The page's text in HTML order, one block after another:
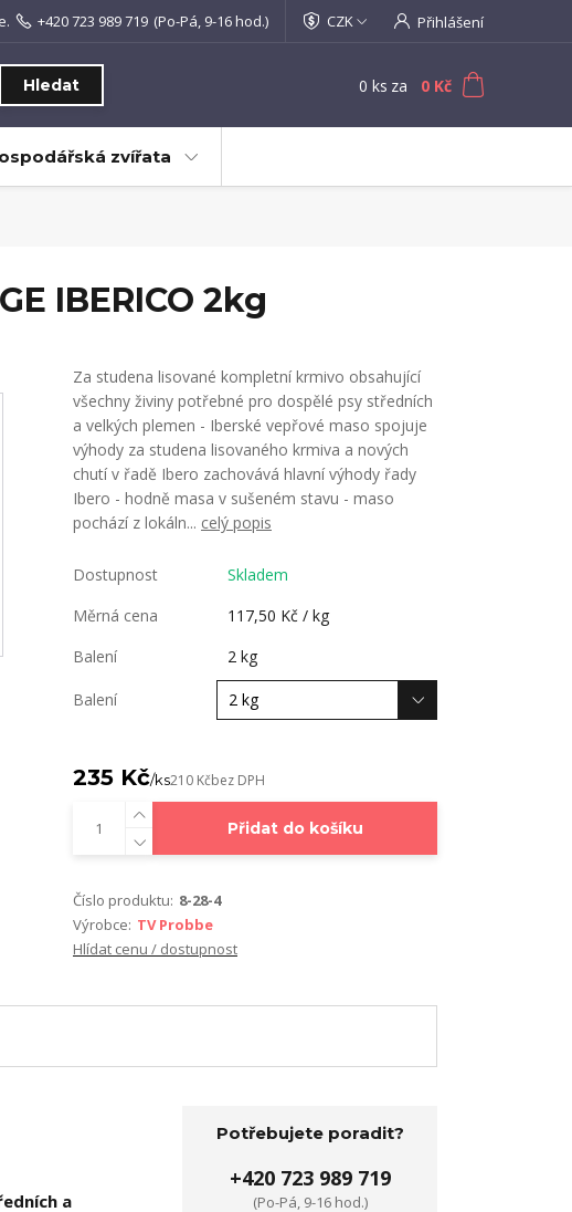
CZK Přihlášení
Hledat
+420 723 989 719 (Po-Pá, 9-16 hod.)
0 ks za 0 Kč
zvířata
IBERICO 2kg
Za studena lisované kompletní krmivo obsahující
všechny živiny potřebné pro dospělé psy středních
a velkých plemen - Iberské vepřové maso spojuje
výhody za studena lisovaného krmiva a nových
chutí v řadě Ibero zachovává hlavní výhody řady
Ibero - hodně masa v sušeném stavu - maso
pochází z lokáln... celý popis
Dostupnost
Skladem
Měrná cena
117,50 Kč / kg
Balení
2 kg
Balení
235 Kč/ks210 Kčbez DPH
Přidat do košíku
Číslo produktu: 8-28-4
Výrobce: TV Probbe
Hlídat cenu / dostupnost
a
Potřebujete poradit?
+420 723 989 719
(Po-Pá, 9-16 hod.)